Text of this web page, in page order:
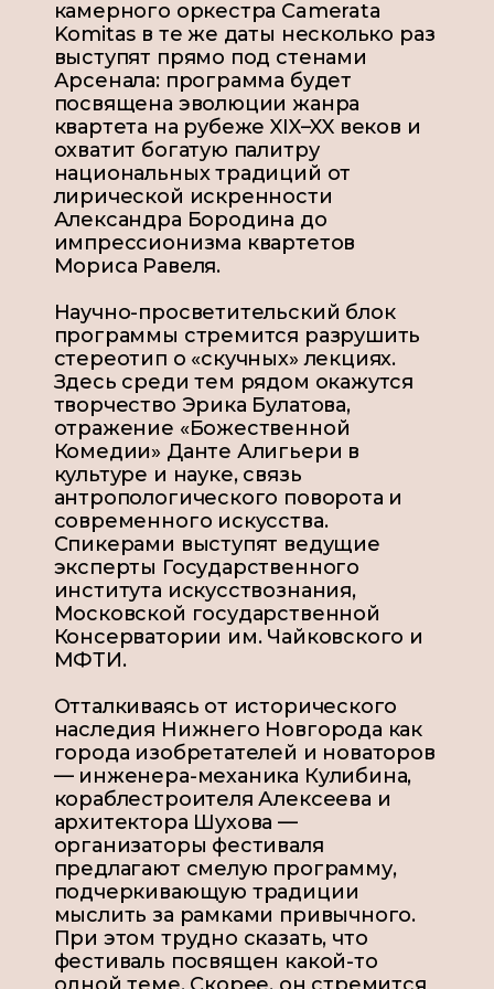
камерного оркестра Camerata
Komitas в те же даты несколько раз
выступят прямо под стенами
Арсенала: программа будет
посвящена эволюции жанра
квартета на рубеже XIX–XX веков и
охватит богатую палитру
национальных традиций от
лирической искренности
Александра Бородина до
импрессионизма квартетов
Мориса Равеля.
Научно-просветительский блок
программы стремится разрушить
стереотип о «скучных» лекциях.
Здесь среди тем рядом окажутся
творчество Эрика Булатова,
отражение «Божественной
Комедии» Данте Алигьери в
культуре и науке, связь
антропологического поворота и
современного искусства.
Спикерами выступят ведущие
эксперты Государственного
института искусствознания,
Московской государственной
Консерватории им. Чайковского и
МФТИ.
Отталкиваясь от исторического
наследия Нижнего Новгорода как
города изобретателей и новаторов
— инженера-механика Кулибина,
кораблестроителя Алексеева и
архитектора Шухова —
организаторы фестиваля
предлагают смелую программу,
подчеркивающую традиции
мыслить за рамками привычного.
При этом трудно сказать, что
фестиваль посвящен какой-то